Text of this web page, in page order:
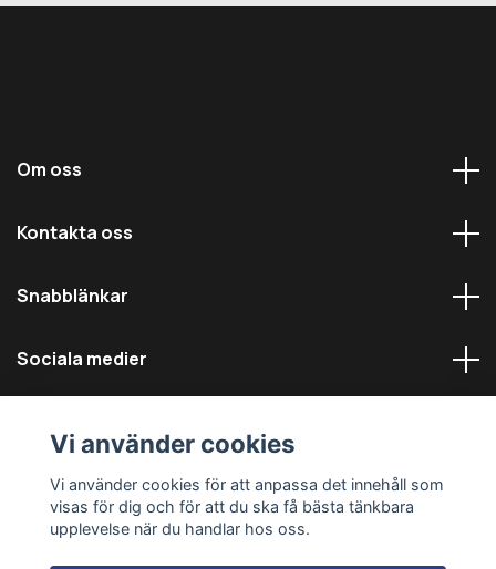
Om oss
Kontakta oss
Snabblänkar
Sociala medier
© 2026 Däckmästarna - Alla rättigheter reserverade
Vi använder cookies
Vi använder cookies för att anpassa det innehåll som
visas för dig och för att du ska få bästa tänkbara
upplevelse när du handlar hos oss.